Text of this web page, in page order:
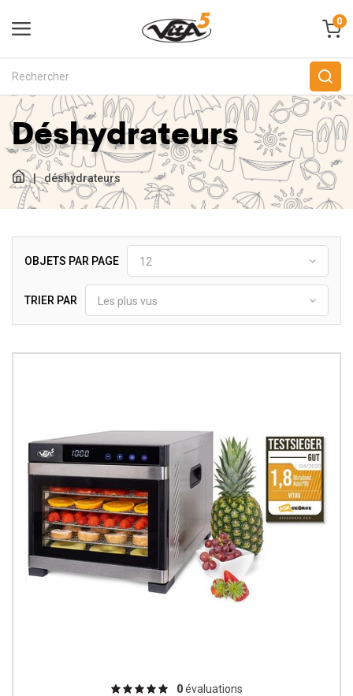
0
Déshydrateurs
| déshydrateurs
OBJETS PAR PAGE 12
TRIER PAR Les plus vus
0évaluations